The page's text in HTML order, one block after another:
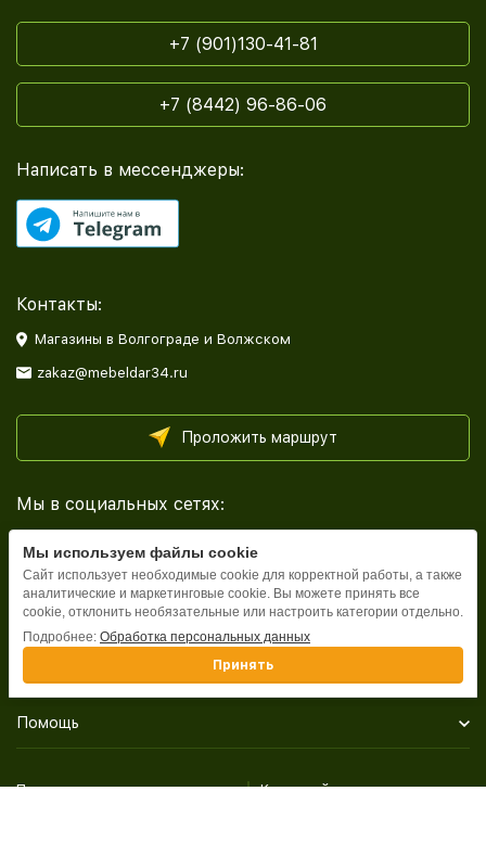
+7 (901)130-41-81
+7 (8442) 96-86-06
Написать в мессенджеры:
Контакты:
Магазины в Волгограде и Волжском
zakaz@mebeldar34.ru
Проложить маршрут
Мы в социальных сетях:
Каталог
Помощь
Политика персональных данных Карта сайта
Мы используем файлы cookie
Сайт использует необходимые cookie для корректной работы, а также
аналитические и маркетинговые cookie. Вы можете принять все
cookie, отклонить необязательные или настроить категории отдельно.
Подробнее: Обработка персональных данных
Принять